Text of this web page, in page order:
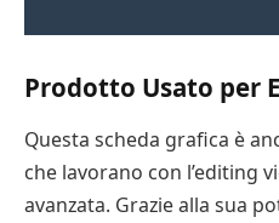
Prodotto Usato per
Questa scheda grafica è
che lavorano con l’editing
avanzata. Grazie alla sua